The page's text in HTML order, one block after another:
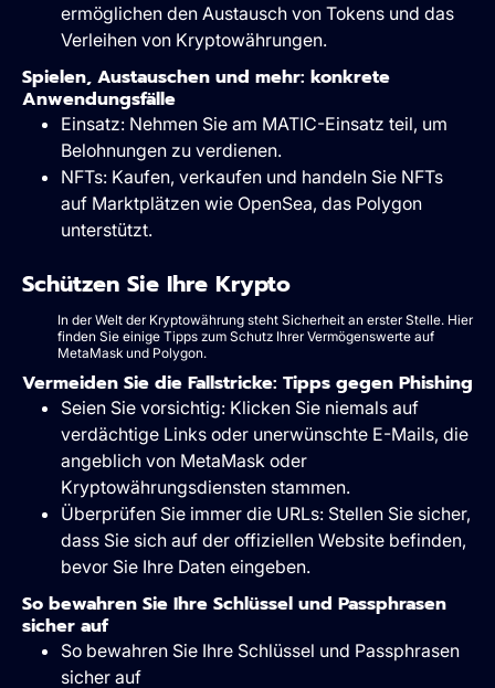
ermöglichen den Austausch von Tokens und das
Verleihen von Kryptowährungen.
Spielen, Austauschen und mehr: konkrete
Anwendungsfälle
Einsatz: Nehmen Sie am MATIC-Einsatz teil, um
Belohnungen zu verdienen.
NFTs: Kaufen, verkaufen und handeln Sie NFTs
auf Marktplätzen wie OpenSea, das Polygon
unterstützt.
Schützen Sie Ihre Krypto
In der Welt der Kryptowährung steht Sicherheit an erster Stelle. Hier
finden Sie einige Tipps zum Schutz Ihrer Vermögenswerte auf
MetaMask und Polygon.
Vermeiden Sie die Fallstricke: Tipps gegen Phishing
Seien Sie vorsichtig: Klicken Sie niemals auf
verdächtige Links oder unerwünschte E-Mails, die
angeblich von MetaMask oder
Kryptowährungsdiensten stammen.
Überprüfen Sie immer die URLs: Stellen Sie sicher,
dass Sie sich auf der offiziellen Website befinden,
bevor Sie Ihre Daten eingeben.
So bewahren Sie Ihre Schlüssel und Passphrasen
sicher auf
So bewahren Sie Ihre Schlüssel und Passphrasen
sicher auf